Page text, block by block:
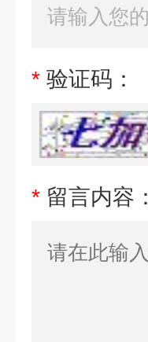
* 验证码：
* 留言内容：